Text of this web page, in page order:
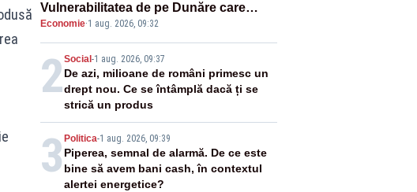
Vulnerabilitatea de pe Dunăre care
pune în pericol Centrala Cernavodă era
cunoscută de pe vremea lui Ceaușescu
Economie·1 aug. 2026, 09:32
2Social -1 aug. 2026, 09:37
De azi, milioane de români primesc un
drept nou. Ce se întâmplă dacă ți se
strică un produs
3 Politica-1 aug. 2026, 09:39
Piperea, semnal de alarmă. De ce este
bine să avem bani cash, în contextul
alertei energetice?